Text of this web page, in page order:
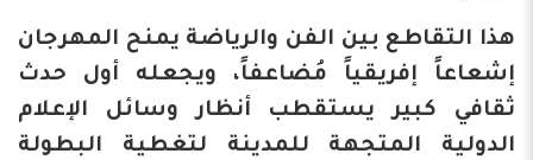
هذا التقاطع بين الفن والرياضة يمنح المهرجان
إشعاعاً إفريقياً مُضاعفاً، ويجعله أول حدث
ثقافي كبير يستقطب أنظار وسائل الإعلام
الدولية المتجهة للمدينة لتغطية البطولة